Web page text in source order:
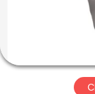
AU
SUJET